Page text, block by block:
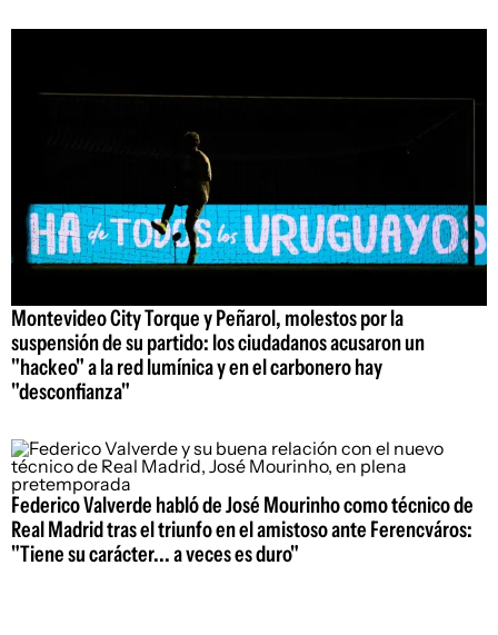
Montevideo City Torque y Peñarol, molestos por la
suspensión de su partido: los ciudadanos acusaron un
"hackeo" a la red lumínica y en el carbonero hay
"desconfianza"
Federico Valverde habló de José Mourinho como técnico de
Real Madrid tras el triunfo en el amistoso ante Ferencváros:
"Tiene su carácter... a veces es duro"